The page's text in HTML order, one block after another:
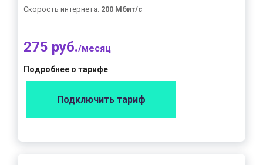
Скорость интернета: 200 Мбит/с
275 руб./месяц
Подробнее о тарифе
Подключить тариф